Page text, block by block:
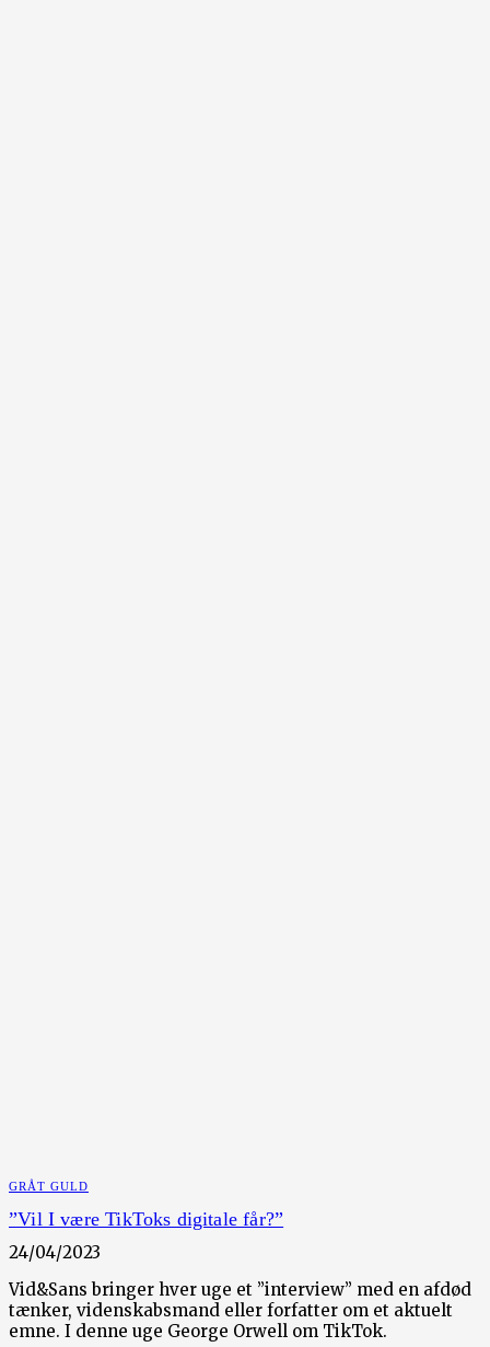
GRÅT GULD
”Vil I være TikToks digitale får?”
24/04/2023
Vid&Sans bringer hver uge et ”interview” med en afdød
tænker, videnskabsmand eller forfatter om et aktuelt
emne. I denne uge George Orwell om TikTok.